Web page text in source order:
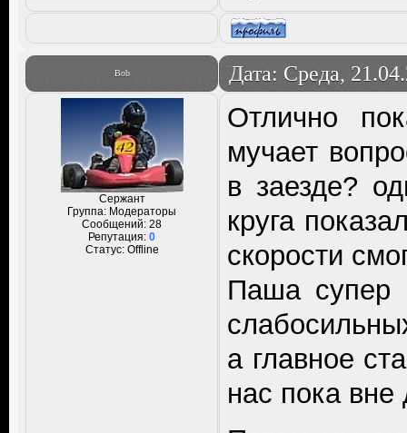
Bob Дата: Среда,
Сержант
Группа: Модераторы
Сообщений: 28
Репутация: 0
Статус: Offline
Отлично
мучает
в заезде?
круга
скорости
Паша супер
а главное
нас пока